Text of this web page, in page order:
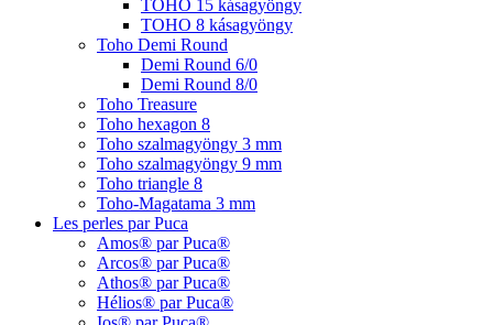
TOHO 15 kásagyöngy
TOHO 8 kásagyöngy
Toho Demi Round
Demi Round 6/0
Demi Round 8/0
Toho Treasure
Toho hexagon 8
Toho szalmagyöngy 3 mm
Toho szalmagyöngy 9 mm
Toho triangle 8
Toho-Magatama 3 mm
Les perles par Puca
Amos® par Puca®
Arcos® par Puca®
Athos® par Puca®
Hélios® par Puca®